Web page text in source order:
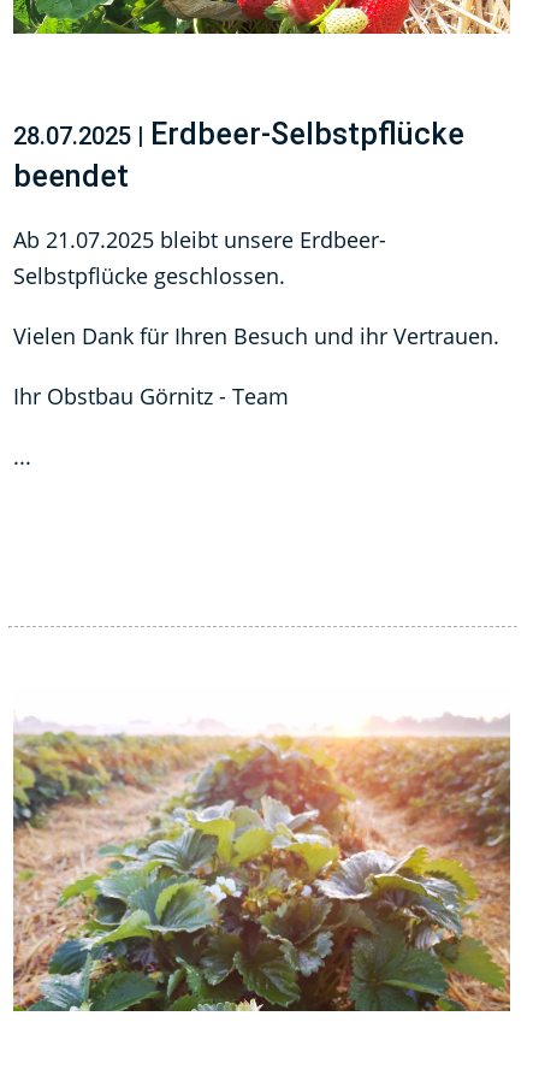
28.07.2025 | Erdbeer-Selbstpflücke
beendet
Ab 21.07.2025 bleibt unsere Erdbeer-
Selbstpflücke geschlossen.
Vielen Dank für Ihren Besuch und ihr Vertrauen.
Ihr Obstbau Görnitz - Team
...